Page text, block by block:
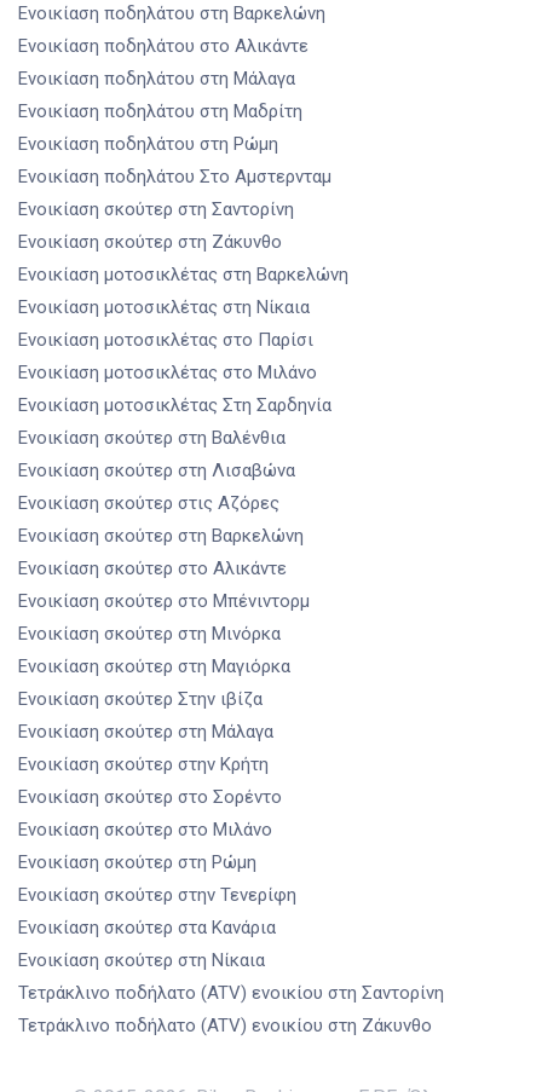
Ενοικίαση ποδηλάτου στη Βαρκελώνη
Ενοικίαση ποδηλάτου στο Αλικάντε
Ενοικίαση ποδηλάτου στη Μάλαγα
Ενοικίαση ποδηλάτου στη Μαδρίτη
Ενοικίαση ποδηλάτου στη Ρώμη
Ενοικίαση ποδηλάτου Στο Αμστερνταμ
Ενοικίαση σκούτερ στη Σαντορίνη
Ενοικίαση σκούτερ στη Ζάκυνθο
Ενοικίαση μοτοσικλέτας στη Βαρκελώνη
Ενοικίαση μοτοσικλέτας στη Νίκαια
Ενοικίαση μοτοσικλέτας στο Παρίσι
Ενοικίαση μοτοσικλέτας στο Μιλάνο
Ενοικίαση μοτοσικλέτας Στη Σαρδηνία
Ενοικίαση σκούτερ στη Βαλένθια
Ενοικίαση σκούτερ στη Λισαβώνα
Ενοικίαση σκούτερ στις Αζόρες
Ενοικίαση σκούτερ στη Βαρκελώνη
Ενοικίαση σκούτερ στο Αλικάντε
Ενοικίαση σκούτερ στο Μπένιντορμ
Ενοικίαση σκούτερ στη Μινόρκα
Ενοικίαση σκούτερ στη Μαγιόρκα
Ενοικίαση σκούτερ Στην ιβίζα
Ενοικίαση σκούτερ στη Μάλαγα
Ενοικίαση σκούτερ στην Κρήτη
Ενοικίαση σκούτερ στο Σορέντο
Ενοικίαση σκούτερ στο Μιλάνο
Ενοικίαση σκούτερ στη Ρώμη
Ενοικίαση σκούτερ στην Τενερίφη
Ενοικίαση σκούτερ στα Κανάρια
Ενοικίαση σκούτερ στη Νίκαια
Τετράκλινο ποδήλατο (ATV) ενοικίου στη Σαντορίνη
Τετράκλινο ποδήλατο (ATV) ενοικίου στη Ζάκυνθο